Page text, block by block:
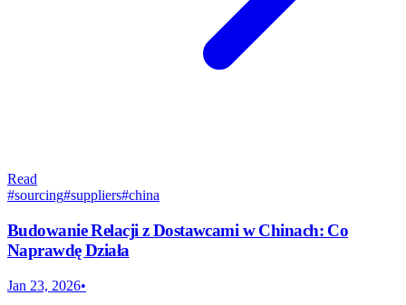
Read
#sourcing#suppliers#china
Budowanie Relacji z Dostawcami w Chinach: Co
Naprawdę Działa
Jan 23, 2026•